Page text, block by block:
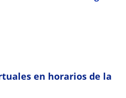
en horarios de la